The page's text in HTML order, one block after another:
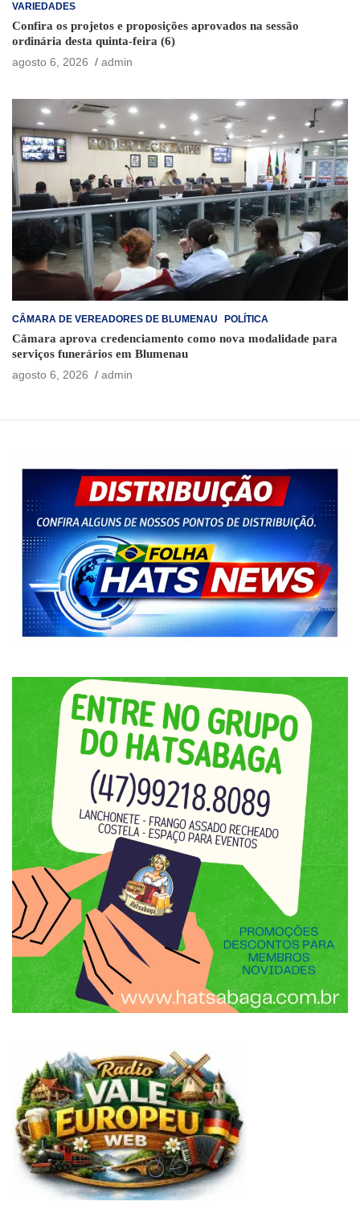
VARIEDADES
Confira os projetos e proposições aprovados na sessão
ordinária desta quinta-feira (6)
agosto 6, 2026
admin
CÂMARA DE VEREADORES DE BLUMENAU POLÍTICA
Câmara aprova credenciamento como nova modalidade para
serviços funerários em Blumenau
agosto 6, 2026
admin